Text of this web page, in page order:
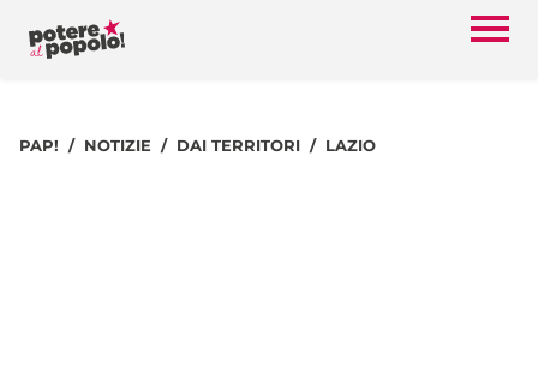
PAP! NOTIZIE DAI TERRITORI LAZIO